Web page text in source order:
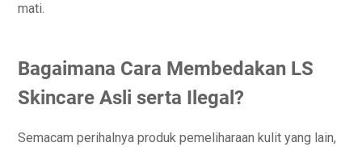
mati.
Bagaimana Cara Membedakan LS
Skincare Asli serta Ilegal?
Semacam perihalnya produk pemeliharaan kulit yang lain,